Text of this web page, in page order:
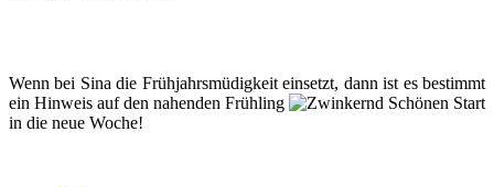
Wenn bei Sina die Frühjahrsmüdigkeit einsetzt, dann ist es bestimmt
ein Hinweis auf den nahenden Frühling
Schönen Start
in die neue Woche!